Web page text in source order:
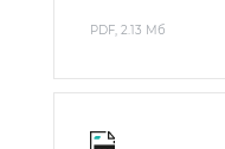
PDF, 2.13 Мб